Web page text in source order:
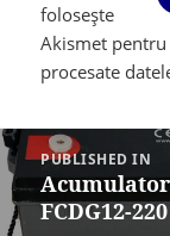
folosește
Akismet
procesate
Navigare
în
articole
PUBLISHED IN
Acumulator
FCDG12-220